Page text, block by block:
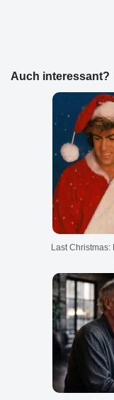
Auch interessant?
Last Christmas: